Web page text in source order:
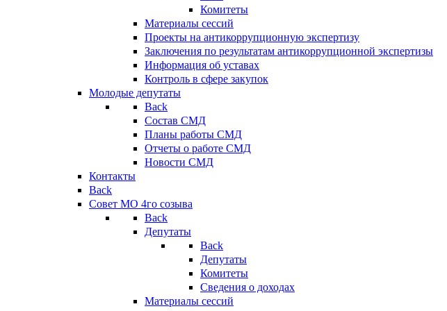
Комитеты
Материалы сессий
Проекты на антикоррупционную экспертизу
Заключения по результатам антикоррупционной экспертизы
Информация об уставах
Контроль в сфере закупок
Молодые депутаты
Back
Состав СМД
Планы работы СМД
Отчеты о работе СМД
Новости СМД
Контакты
Back
Совет МО 4го созыва
Back
Депутаты
Back
Депутаты
Комитеты
Сведения о доходах
Материалы сессий